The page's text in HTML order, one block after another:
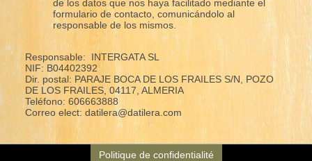
de los datos que nos haya facilitado mediante el
formulario de contacto, comunicándolo al
responsable de los mismos.
Responsable: INTERGATA SL
NIF: B04402392
Dir. postal: PARAJE BOCA DE LOS FRAILES S/N, POZO
DE LOS FRAILES, 04117, ALMERIA
Teléfono: 606663888
Correo elect: datilera@datilera.com
Politique de confidentialité